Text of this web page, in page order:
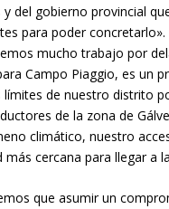
del gobierno provincial
para poder concretarlo».
mucho trabajo por
Campo Piaggio, es un
límites de nuestro distrito
de la zona de
climático, nuestro
más cercana para llegar a
que asumir un